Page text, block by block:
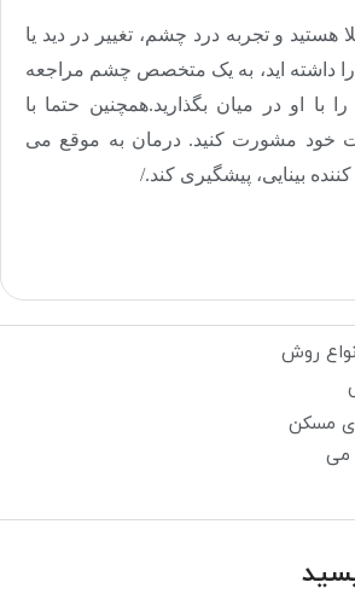
هستید و تجربه درد چشم، تغییر در دید یا
داشته اید، به یک متخصص چشم مراجعه
او در میان بگذارید.همچنین حتما با
خود مشورت کنید. درمان به موقع می
بینایی، پیشگیری کند./
روش
مسکن
می